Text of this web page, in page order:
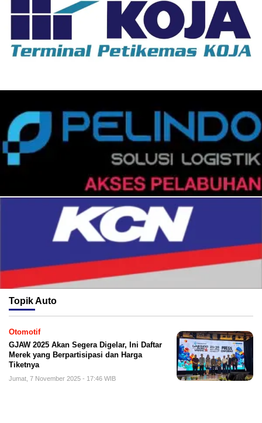
TopikAuto
Otomotif
GJAW 2025 Akan Segera Digelar, Ini Daftar
Merek yang Berpartisipasi dan Harga
Tiketnya
Jumat, 7 November 2025 - 17:46 WIB